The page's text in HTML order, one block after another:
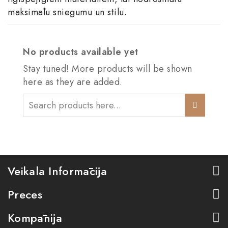
maksimālu sniegumu un stilu.
No products available yet
Stay tuned! More products will be shown
here as they are added.
Veikala Informācija
Preces
Kompānija